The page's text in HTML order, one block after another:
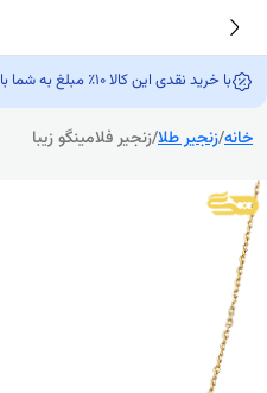
با خرید نقدی این کالا 10٪ مبلغ به شما بازگشت داده میشه !!!
خانه/زنجیر طلا/زنجیر فلامینگو زیبا